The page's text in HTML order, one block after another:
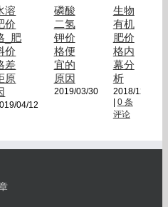
溶
价
_肥
价
差
原
04/12
磷酸
二氢
钾价
格便
宜的
原因
2019/03/30
生物
有机
肥价
格内
幕分
析
2018/12/18
0 条
评论